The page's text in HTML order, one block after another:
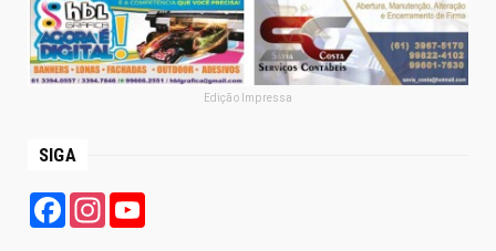
Edição Impressa
SIGA
FacebookInstagram